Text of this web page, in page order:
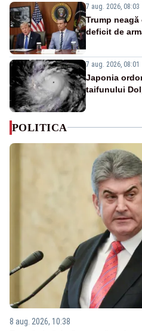
7 aug. 2026, 08:03
Trump
deficit de
7 aug. 2026, 08:01
Japonia
taifunului
POLITICA
8 aug. 2026, 10:38